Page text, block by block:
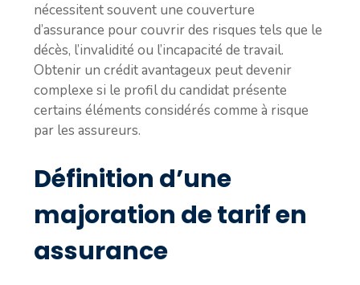
nécessitent souvent une couverture
d’assurance pour couvrir des risques tels que le
décès, l’invalidité ou l’incapacité de travail.
Obtenir un crédit avantageux peut devenir
complexe si le profil du candidat présente
certains éléments considérés comme à risque
par les assureurs.
Définition d’une
majoration de tarif en
assurance